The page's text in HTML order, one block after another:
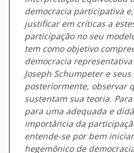
democracia participativa
justificar em críticas a
participação no seu
tem como objetivo
democracia
Joseph Schumpeter e
posteriormente, observar
sustentam sua teoria.
para uma adequada e
importância da
entende-se por bem
hegemônico de